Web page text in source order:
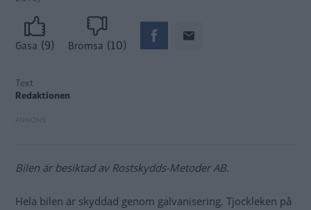
Gasa (9) Bromsa (10)
Text
Redaktionen
Bilen är besiktad av Rostskydds-Metoder AB.
Hela bilen är skyddad genom galvanisering. Tjockleken på